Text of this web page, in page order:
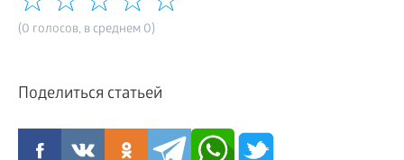
(0 голосов, в среднем 0)
Поделиться статьей